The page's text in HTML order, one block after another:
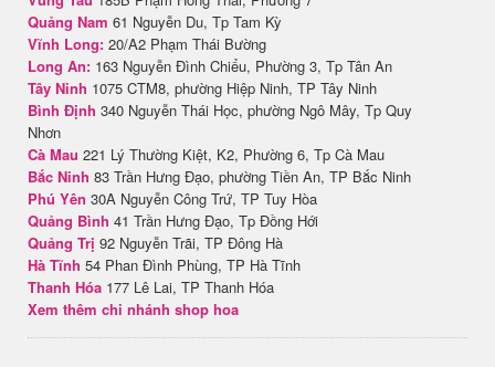
Quảng Nam 61 Nguyễn Du, Tp Tam Kỳ
Vĩnh Long: 20/A2 Phạm Thái Bường
Long An: 163 Nguyễn Đình Chiểu, Phường 3, Tp Tân An
Tây Ninh 1075 CTM8, phường Hiệp Ninh, TP Tây Ninh
Bình Định 340 Nguyễn Thái Học, phường Ngô Mây, Tp Quy
Nhơn
Cà Mau 221 Lý Thường Kiệt, K2, Phường 6, Tp Cà Mau
Bắc Ninh 83 Trần Hưng Đạo, phường Tiền An, TP Bắc Ninh
Phú Yên 30A Nguyễn Công Trứ, TP Tuy Hòa
Quảng Bình 41 Trần Hưng Đạo, Tp Đồng Hới
Quảng Trị 92 Nguyễn Trãi, TP Đông Hà
Hà Tĩnh 54 Phan Đình Phùng, TP Hà Tĩnh
Thanh Hóa 177 Lê Lai, TP Thanh Hóa
Xem thêm chi nhánh shop hoa